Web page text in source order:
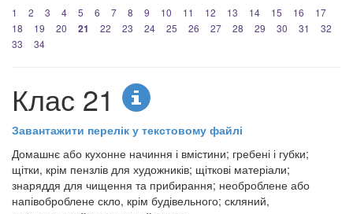
1 2 3 4 5 6 7 8 9 10 11 12 13 14 15 16
17
18
19 20 21 22 23 24 25 26 27 28 29 30 31
32
33
34
Клас 21
Завантажити перелік у текстовому файлі
Домашнє або кухонне начиння і вмістини; гребені і губки;
щітки, крім пензлів для художників; щіткові матеріали;
знаряддя для чищення та прибирання; необроблене або
напівоброблене скло, крім будівельного; скляний,